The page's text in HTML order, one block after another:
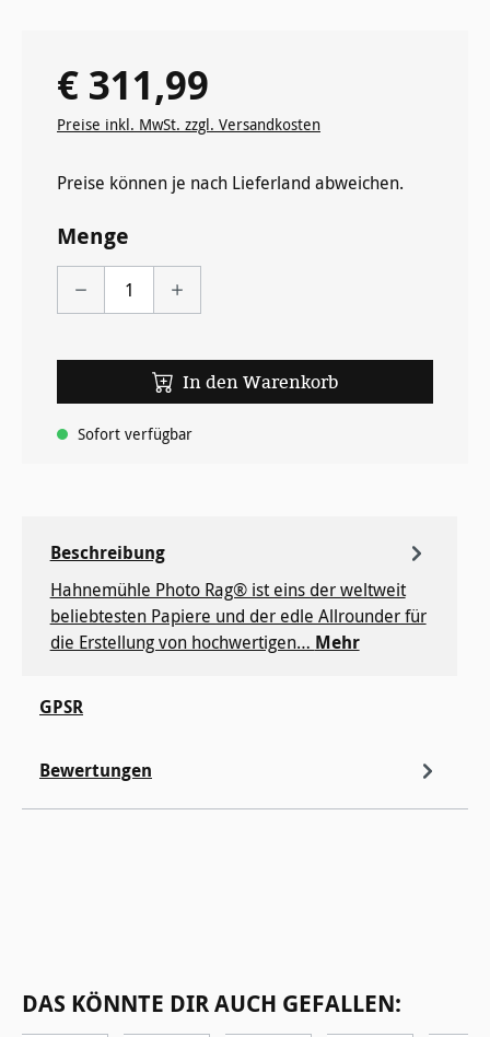
Regulärer Preis:
€ 311,99
Preise inkl. MwSt. zzgl. Versandkosten
Preise können je nach Lieferland abweichen.
Menge
In den Warenkorb
Sofort verfügbar
Beschreibung
Hahnemühle Photo Rag® ist eins der weltweit
beliebtesten Papiere und der edle Allrounder für
die Erstellung von hochwertigen… Mehr
GPSR
Bewertungen
DAS KÖNNTE DIR AUCH GEFALLEN: